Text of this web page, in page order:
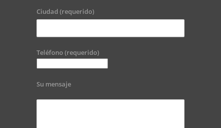
Ciudad (requerido)
Teléfono (requerido)
Su mensaje